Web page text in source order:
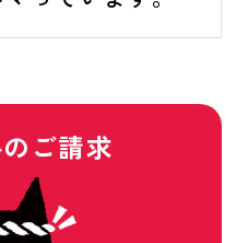
ご請求